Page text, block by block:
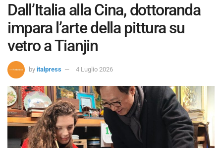
Dall’Italia alla Cina, dottoranda
impara l’arte della pittura su
vetro a Tianjin
by italpress 4 Luglio 2026